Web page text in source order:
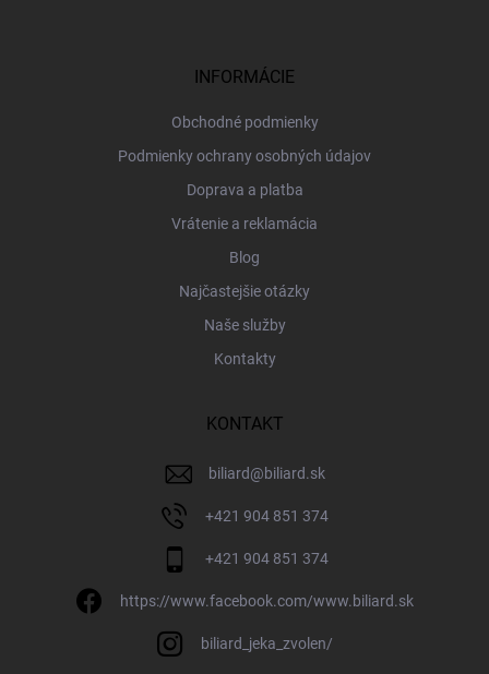
INFORMÁCIE
Obchodné podmienky
Podmienky ochrany osobných údajov
Doprava a platba
Vrátenie a reklamácia
Blog
Najčastejšie otázky
Naše služby
Kontakty
KONTAKT
biliard@biliard.sk
+421 904 851 374
+421 904 851 374
https://www.facebook.com/www.biliard.sk
biliard_jeka_zvolen/